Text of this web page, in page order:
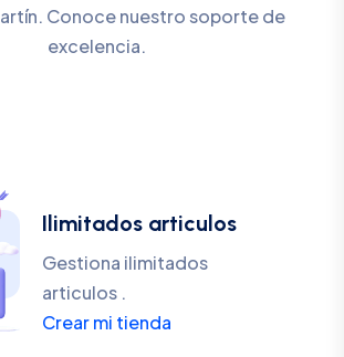
Conoce nuestro soporte de
excelencia.
Ilimitados articulos
Gestiona ilimitados
articulos .
Crear mi tienda